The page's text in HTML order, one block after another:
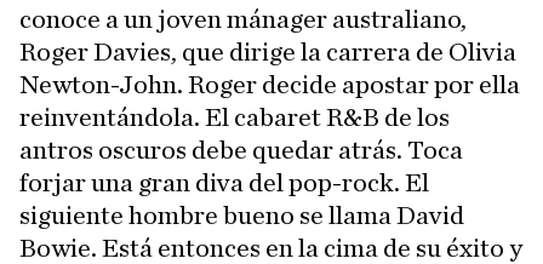
conoce a un joven mánager australiano,
Roger Davies, que dirige la carrera de Olivia
Newton-John. Roger decide apostar por ella
reinventándola. El cabaret R&B de los
antros oscuros debe quedar atrás. Toca
forjar una gran diva del pop-rock. El
siguiente hombre bueno se llama David
Bowie. Está entonces en la cima de su éxito y